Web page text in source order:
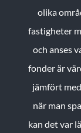
olika
fastigheter
och anses
fonder är
jämfört
när man
kan det var